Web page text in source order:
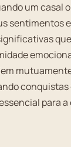
um casal
sentimentos
para a